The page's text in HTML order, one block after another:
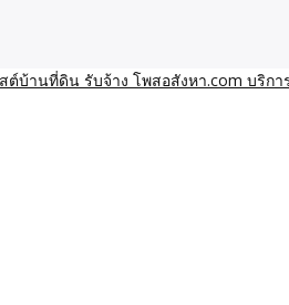
าน ราคาถูก
าร รับโพส ป
า โพสอสังหา รับจ้างโพสขายบ้านบริก